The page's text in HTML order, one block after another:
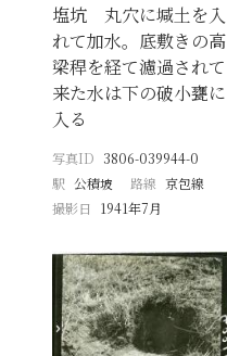
塩坑 丸穴に堿土を入
れて加水。底敷きの高
梁稈を経て濾過されて
来た水は下の破小甕に
入る
写真ID 3806-039944-0
駅 公積坡 路線 京包線
撮影日
1941年7月